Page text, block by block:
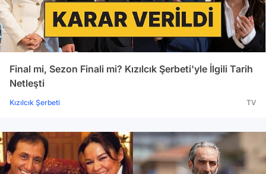
Final mi, Sezon Finali mi? Kızılcık Şerbeti'yle İlgili Tarih
Netleşti
Kızılcık Şerbeti TV